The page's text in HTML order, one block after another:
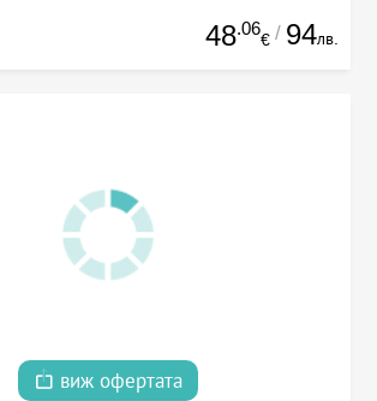
48.06
€ / 94лв.
виж офертата